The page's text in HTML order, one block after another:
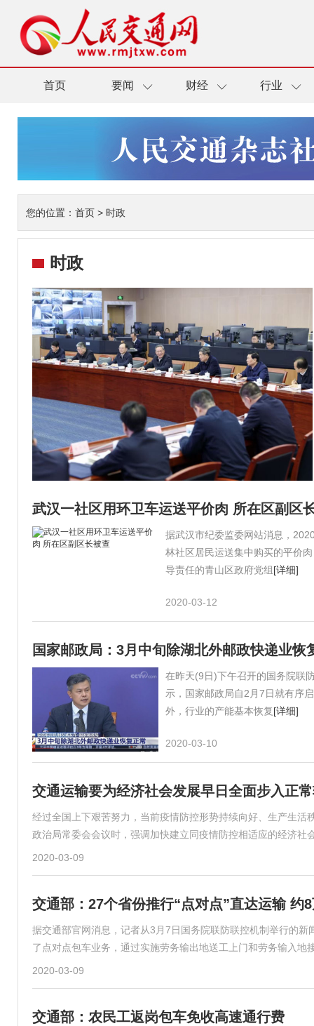
首页 要闻 财经 行业
您的位置： 首页 > 时政
时政
武汉一社区用环卫车运送平价肉 所在区副区
据武汉市纪委监委网站消息，
林社区居民运送集中购买的平价
导责任的青山区政府党组[详细]
2020-03-12
国家邮政局：3月中旬除湖北外邮政快递业恢
在昨天(9日)下午召开的国务院联
示，国家邮政局自2月7日就有序
外，行业的产能基本恢复[详细]
2020-03-10
交通运输要为经济社会发展早日全面步入正
经过全国上下艰苦努力，当前疫情防控形势持续向好、生产生
政治局常委会会议时，强调加快建立同疫情防控相适应的经济社
2020-03-09
交通部：27个省份推行“点对点”直达运输 约
据交通部官网消息，记者从3月7日国务院联防联控机制举行的
了点对点包车业务，通过实施劳务输出地送工上门和劳务输入地
2020-03-09
交通部：农民工返岗包车免收高速通行费